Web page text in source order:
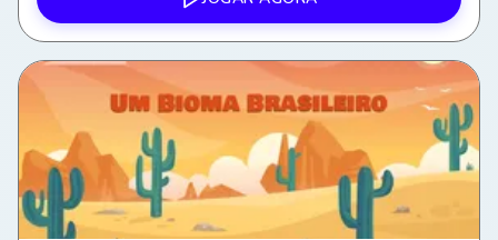
vínculos por meio da comunicação em Português como
Língua de Acolhimento (PLAc).